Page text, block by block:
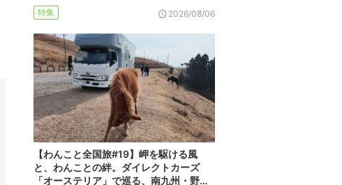
特集 2026/08/06
【わんこと全国旅#19】岬を駆ける風
と、わんことの絆。ダイレクトカーズ
「オーステリア」で巡る、南九州・野…